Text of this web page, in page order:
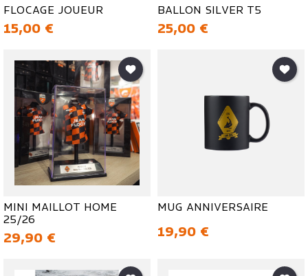
FLOCAGE JOUEUR
Prix
15,00 €
BALLON SILVER T5
Prix
25,00 €
MINI MAILLOT HOME
25/26
Prix
29,90 €
MUG ANNIVERSAIRE
Prix
19,90 €